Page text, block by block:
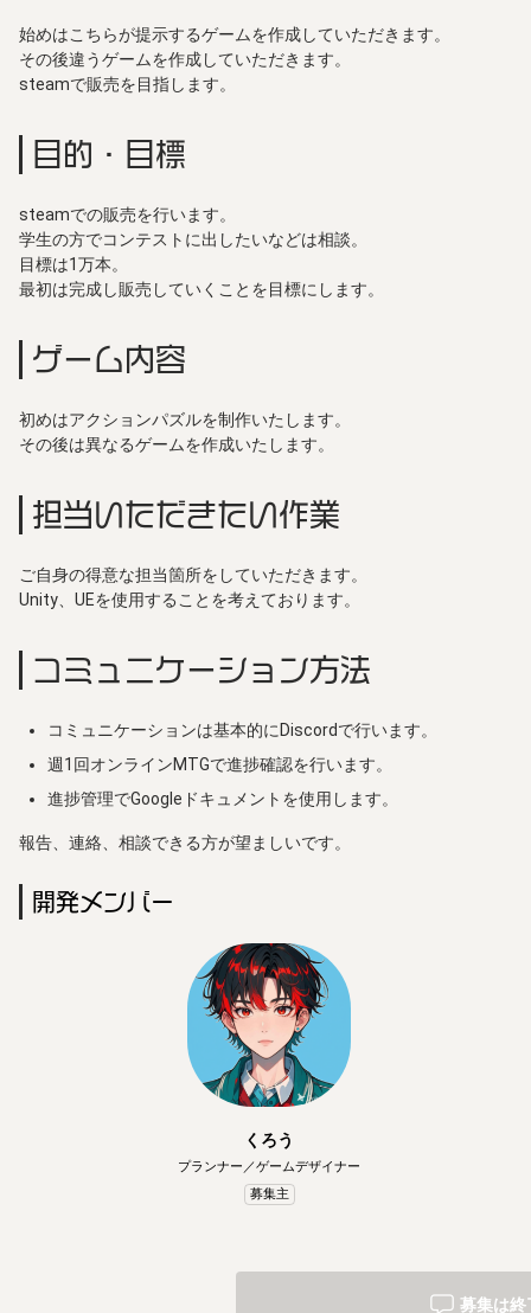
始めはこちらが提示するゲームを作成していただきます。
その後違うゲームを作成していただきます。
steamで販売を目指します。
目的・目標
steamでの販売を行います。
学生の方でコンテストに出したいなどは相談。
目標は1万本。
最初は完成し販売していくことを目標にします。
ゲーム内容
初めはアクションパズルを制作いたします。
その後は異なるゲームを作成いたします。
担当いただきたい作業
ご自身の得意な担当箇所をしていただきます。
Unity、UEを使用することを考えております。
コミュニケーション方法
コミュニケーションは基本的にDiscordで行います。
週1回オンラインMTGで進捗確認を行います。
進捗管理でGoogleドキュメントを使用します。
報告、連絡、相談できる方が望ましいです。
開発メンバー
くろう
プランナー／ゲームデザイナー
募集主
募集は終